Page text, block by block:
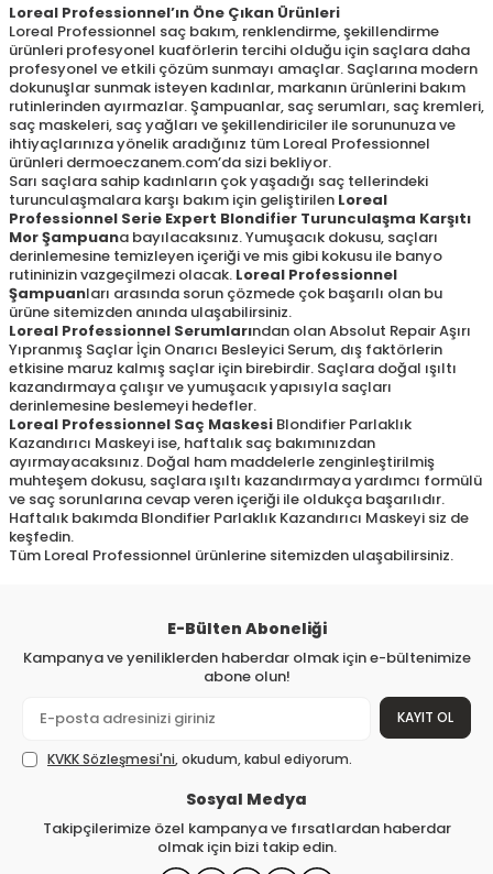
Loreal Professionnel’ın Öne Çıkan Ürünleri
Loreal Professionnel saç bakım, renklendirme, şekillendirme
ürünleri profesyonel kuaförlerin tercihi olduğu için saçlara daha
profesyonel ve etkili çözüm sunmayı amaçlar. Saçlarına modern
dokunuşlar sunmak isteyen kadınlar, markanın ürünlerini bakım
rutinlerinden ayırmazlar. Şampuanlar, saç serumları, saç kremleri,
saç maskeleri, saç yağları ve şekillendiriciler ile sorununuza ve
ihtiyaçlarınıza yönelik aradığınız tüm Loreal Professionnel
ürünleri dermoeczanem.com’da sizi bekliyor.
Sarı saçlara sahip kadınların çok yaşadığı saç tellerindeki
turunculaşmalara karşı bakım için geliştirilen Loreal
Professionnel Serie Expert Blondifier Turunculaşma Karşıtı
Mor Şampuana bayılacaksınız. Yumuşacık dokusu, saçları
derinlemesine temizleyen içeriği ve mis gibi kokusu ile banyo
rutininizin vazgeçilmezi olacak. Loreal Professionnel
Şampuanları arasında sorun çözmede çok başarılı olan bu
ürüne sitemizden anında ulaşabilirsiniz.
Loreal Professionnel Serumlarından olan Absolut Repair Aşırı
Yıpranmış Saçlar İçin Onarıcı Besleyici Serum, dış faktörlerin
etkisine maruz kalmış saçlar için birebirdir. Saçlara doğal ışıltı
kazandırmaya çalışır ve yumuşacık yapısıyla saçları
derinlemesine beslemeyi hedefler.
Loreal Professionnel Saç Maskesi Blondifier Parlaklık
Kazandırıcı Maskeyi ise, haftalık saç bakımınızdan
ayırmayacaksınız. Doğal ham maddelerle zenginleştirilmiş
muhteşem dokusu, saçlara ışıltı kazandırmaya yardımcı formülü
ve saç sorunlarına cevap veren içeriği ile oldukça başarılıdır.
Haftalık bakımda Blondifier Parlaklık Kazandırıcı Maskeyi siz de
keşfedin.
Tüm Loreal Professionnel ürünlerine sitemizden ulaşabilirsiniz.
E-Bülten Aboneliği
Kampanya ve yeniliklerden haberdar olmak için e-bültenimize
abone olun!
KAYIT OL
KVKK Sözleşmesi'ni, okudum, kabul ediyorum.
Sosyal Medya
Takipçilerimize özel kampanya ve fırsatlardan haberdar
olmak için bizi takip edin.